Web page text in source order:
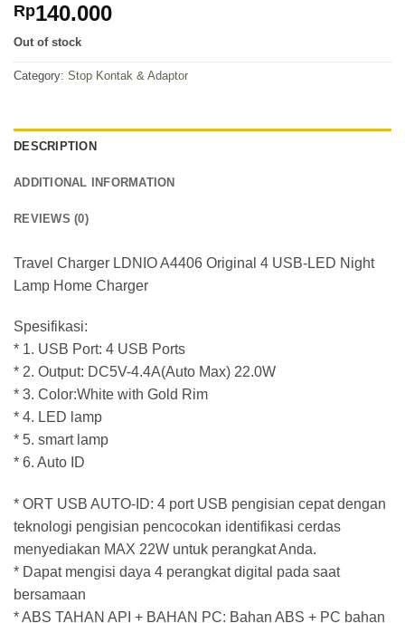
Rp140.000
Out of stock
Category: Stop Kontak & Adaptor
DESCRIPTION
ADDITIONAL INFORMATION
REVIEWS (0)
Travel Charger LDNIO A4406 Original 4 USB-LED Night
Lamp Home Charger
Spesifikasi:
* 1. USB Port: 4 USB Ports
* 2. Output: DC5V-4.4A(Auto Max) 22.0W
* 3. Color:White with Gold Rim
* 4. LED lamp
* 5. smart lamp
* 6. Auto ID
* ORT USB AUTO-ID: 4 port USB pengisian cepat dengan
teknologi pengisian pencocokan identifikasi cerdas
menyediakan MAX 22W untuk perangkat Anda.
* Dapat mengisi daya 4 perangkat digital pada saat
bersamaan
* ABS TAHAN API + BAHAN PC: Bahan ABS + PC bahan